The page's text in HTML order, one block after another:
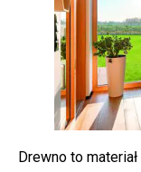
Drewno to